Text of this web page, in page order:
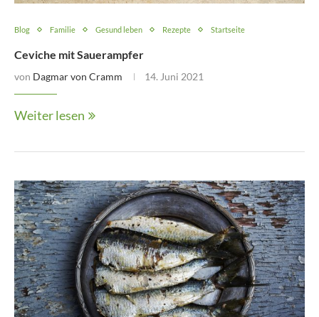
Blog Familie Gesund leben Rezepte Startseite
Ceviche mit Sauerampfer
von Dagmar von Cramm 14. Juni 2021
Weiter lesen